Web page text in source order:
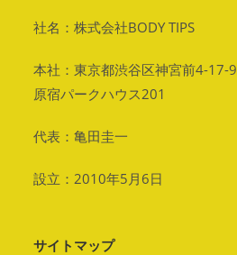
社名：株式会社BODY TIPS
本社：東京都渋谷区神宮前4-17-9
原宿パークハウス201
代表：亀田圭一
設立：2010年5月6日
サイトマップ